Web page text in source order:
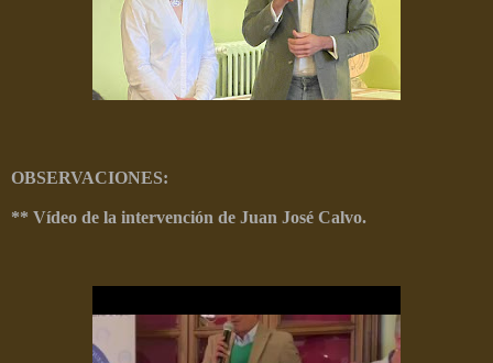
OBSERVACIONES:
** Vídeo de la intervención de Juan José Calvo.